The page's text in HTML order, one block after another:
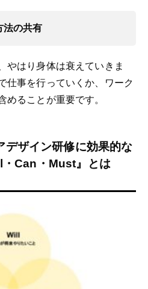
法の共有
やはり身体は衰えていきま
仕事を行っていくか、ワーク
めることが重要です。
デザイン研修に効果的な
Can・Must』とは